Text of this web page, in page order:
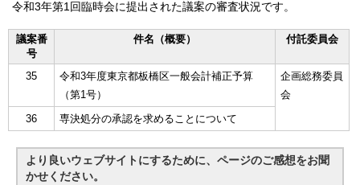
令和3年第1回臨時会に提出された議案の審査状況です。
議案番
号
件名（概要） 付託委員会
35
令和3年度東京都板橋区一般会計補正予算
（第1号）
企画総務委員
会
36
専決処分の承認を求めることについて
より良いウェブサイトにするために、ページのご感想をお聞
かせください。